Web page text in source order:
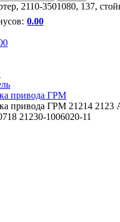
, 2110-3501080, 137,
0.00
привода ГРМ
привода ГРМ 21214 2123
21230-1006020-11